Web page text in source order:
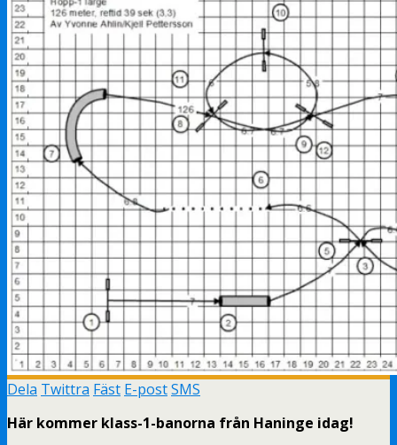
Dela Twittra Fäst E-postSMS
Här kommer klass-1-banorna från Haninge idag!